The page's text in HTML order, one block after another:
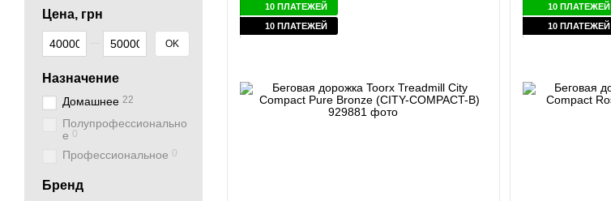
10 ПЛАТЕЖЕЙ
10 ПЛАТЕЖЕЙ
10 ПЛАТЕЖЕЙ
10 ПЛАТЕЖЕЙ
Цена, грн
От Цена, грн
До Цена, грн
OK
Назначение
Домашнее 22
Полупрофессионально
е 0
Профессиональное 0
Бренд